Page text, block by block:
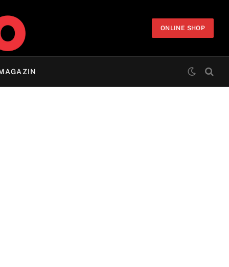
ONLINE SHOP